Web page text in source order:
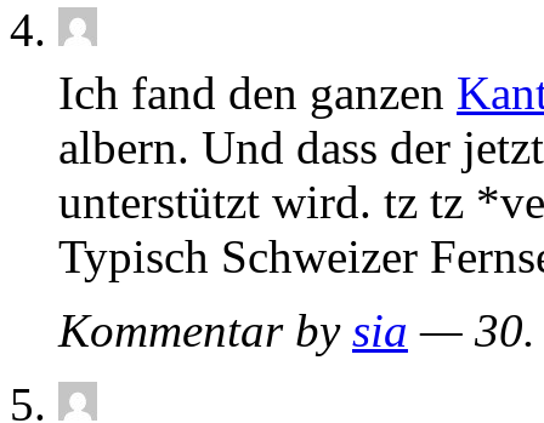
Ich fand den ganzen
albern. Und dass der
unterstützt wird. tz tz
Typisch Schweizer
Kommentar by sia — 30.